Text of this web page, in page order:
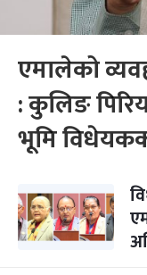
एमालेको
: कुलिङ
भूमि